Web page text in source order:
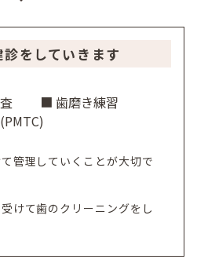
をしていきます
■ 歯磨き練習
管理していくことが大切で
けて歯のクリーニングをし